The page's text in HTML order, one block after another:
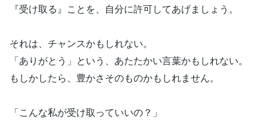
『受け取る』ことを、自分に許可してあげましょう。
それは、チャンスかもしれない。
「ありがとう」という、あたたかい言葉かもしれない。
もしかしたら、豊かさそのものかもしれません。
「こんな私が受け取っていいの？」